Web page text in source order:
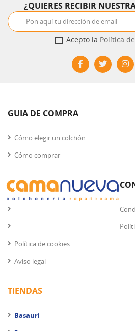
¿QUIERES RECIBIR
Acepto la Política
GUIA DE COMPRA
Cómo elegir un colchón
Cómo comprar
Política de cookies
Aviso legal
TIENDAS
Basauri